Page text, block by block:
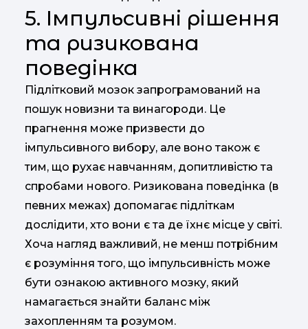
5. Імпульсивні рішення
та ризикована
поведінка
Підлітковий мозок запрограмований на
пошук новизни та винагороди. Це
прагнення може призвести до
імпульсивного вибору, але воно також є
тим, що рухає навчанням, допитливістю та
спробами нового. Ризикована поведінка (в
певних межах) допомагає підліткам
дослідити, хто вони є та де їхнє місце у світі.
Хоча нагляд важливий, не менш потрібним
є розуміння того, що імпульсивність може
бути ознакою активного мозку, який
намагається знайти баланс між
захопленням та розумом.